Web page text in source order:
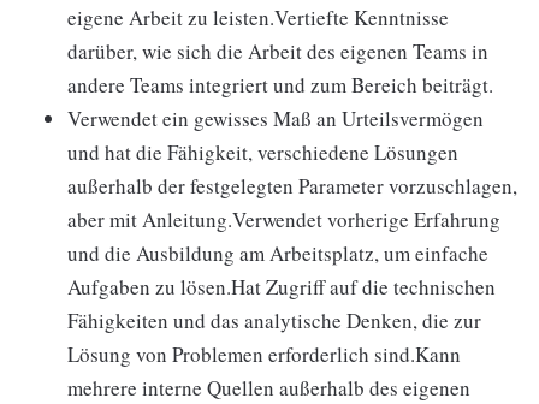
eigene Arbeit zu leisten.Vertiefte Kenntnisse
darüber, wie sich die Arbeit des eigenen Teams in
andere Teams integriert und zum Bereich beiträgt.
Verwendet ein gewisses Maß an Urteilsvermögen
und hat die Fähigkeit, verschiedene Lösungen
außerhalb der festgelegten Parameter vorzuschlagen,
aber mit Anleitung.Verwendet vorherige Erfahrung
und die Ausbildung am Arbeitsplatz, um einfache
Aufgaben zu lösen.Hat Zugriff auf die technischen
Fähigkeiten und das analytische Denken, die zur
Lösung von Problemen erforderlich sind.Kann
mehrere interne Quellen außerhalb des eigenen